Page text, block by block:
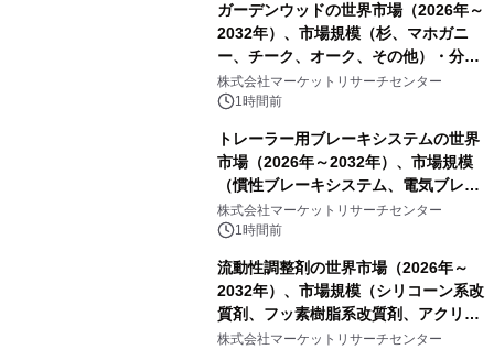
ガーデンウッドの世界市場（2026年～
2032年）、市場規模（杉、マホガニ
ー、チーク、オーク、その他）・分析
レポートを発表
株式会社マーケットリサーチセンター
1時間前
トレーラー用ブレーキシステムの世界
市場（2026年～2032年）、市場規模
（慣性ブレーキシステム、電気ブレー
キシステム、その他）・分析レポート
を発表
株式会社マーケットリサーチセンター
1時間前
流動性調整剤の世界市場（2026年～
2032年）、市場規模（シリコーン系改
質剤、フッ素樹脂系改質剤、アクリル
系改質剤、ポリウレタン系改質剤、ワ
株式会社マーケットリサーチセンター